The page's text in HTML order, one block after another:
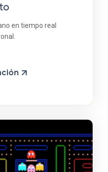
en tiempo real